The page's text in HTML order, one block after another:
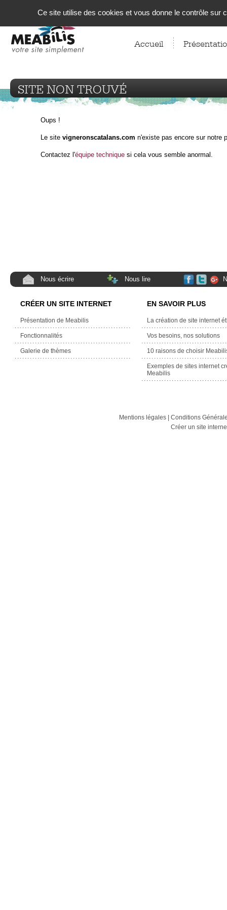
Accueil
SITE NON TROUVÉ
Oups !
Le site vigneronscatalans.com n'existe pas encore sur notre
Contactez l'équipe technique si cela vous semble anormal.
Nous écrire Nous lire
CRÉER UN SITE INTERNET
Présentation de Meabilis
Fonctionnalités
Galerie de thèmes
EN SAVOIR PLUS
La création de site internet
Vos besoins, nos solutions
10 raisons de choisir
Exemples de sites internet
Meabilis
Mentions légales| Conditions
Créer un site
Ce site utilise des cookies et vous donne le contrôle sur